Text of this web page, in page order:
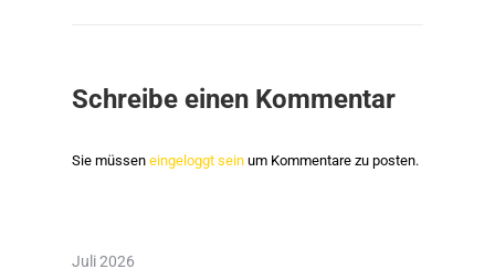
Schreibe einen Kommentar
Sie müssen eingeloggt seinum Kommentare zu posten.
Juli 2026